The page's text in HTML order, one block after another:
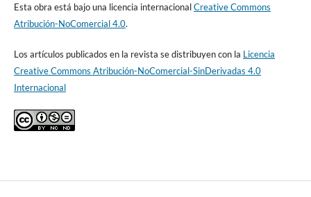
Esta obra está bajo una licencia internacionalCreative Commons
Atribución-NoComercial 4.0.
Los artículos publicados en la revista se distribuyen con la Licencia
Creative Commons Atribución-NoComercial-SinDerivadas 4.0
Internacional